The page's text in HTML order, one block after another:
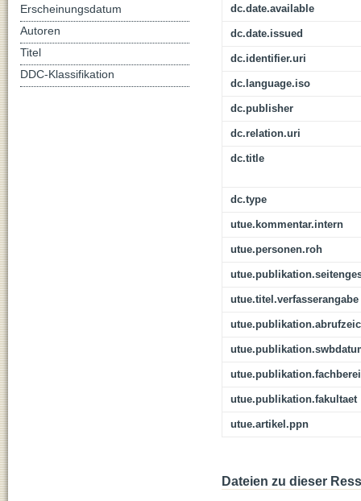
dc.date.available
dc.date.issued
dc.identifier.uri
dc.language.iso
dc.publisher
dc.relation.uri
dc.title
dc.type
utue.kommentar.intern
utue.personen.roh
utue.titel.verfasserangabe
utue.publikation.fakultaet
utue.artikel.ppn
Dateien zu dieser
Erscheinungsdatum
Autoren
Titel
DDC-Klassifikation